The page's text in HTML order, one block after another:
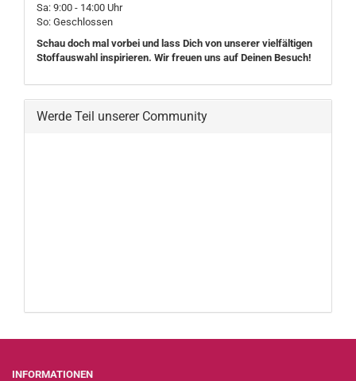
Sa: 9:00 - 14:00 Uhr
So: Geschlossen
Schau doch mal vorbei und lass Dich von unserer vielfältigen
Stoffauswahl inspirieren. Wir freuen uns auf Deinen Besuch!
Werde Teil unserer Community
INFORMATIONEN